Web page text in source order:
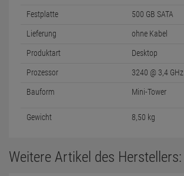
Festplatte 500 GB SATA
Lieferung ohne Kabel
Produktart Desktop
Prozessor 3240 @ 3,4 GHz
Bauform Mini-Tower
Gewicht 8,50 kg
Weitere Artikel des Herstellers: